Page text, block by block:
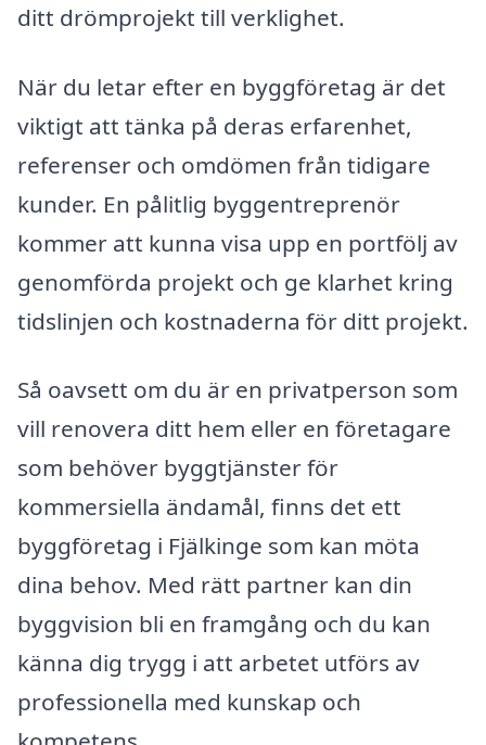
ditt drömprojekt till verklighet.
När du letar efter en byggföretag är det
viktigt att tänka på deras erfarenhet,
referenser och omdömen från tidigare
kunder. En pålitlig byggentreprenör
kommer att kunna visa upp en portfölj av
genomförda projekt och ge klarhet kring
tidslinjen och kostnaderna för ditt projekt.
Så oavsett om du är en privatperson som
vill renovera ditt hem eller en företagare
som behöver byggtjänster för
kommersiella ändamål, finns det ett
byggföretag i Fjälkinge som kan möta
dina behov. Med rätt partner kan din
byggvision bli en framgång och du kan
känna dig trygg i att arbetet utförs av
professionella med kunskap och